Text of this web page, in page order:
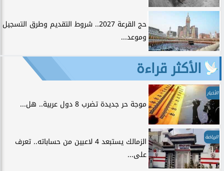
حج القرعة 2027.. شروط التقديم وطرق التسجيل
وموعد...
الأكثر قراءة
الأخبار
موجة حر جديدة تضرب 8 دول عربية.. هل...
الرياضة
الزمالك يستبعد 4 لاعبين من حساباته.. تعرف
على...